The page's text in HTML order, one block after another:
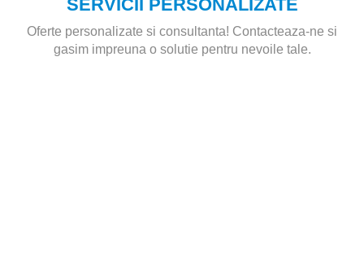
SERVICII PERSONALIZATE
Oferte personalizate si consultanta! Contacteaza-ne si
gasim impreuna o solutie pentru nevoile tale.